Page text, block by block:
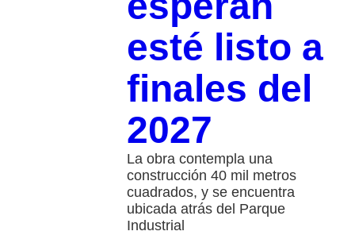
esté listo a
finales del
2027
La obra contempla una
construcción 40 mil metros
cuadrados, y se encuentra
ubicada atrás del Parque
Industrial